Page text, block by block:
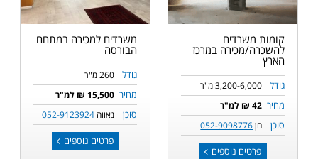
קומות משרדים
להשכרה/מכירה במרכז
הארץ
גודל 3,200-6,000 מ"ר
מחיר 42 ₪ למ"ר
סוכן חן052-9098776
פרטים נוספים
משרדים למכירה במתחם
הבורסה
גודל 260 מ"ר
מחיר 15,500 ₪ למ"ר
סוכן נאווה 052-9123924
פרטים נוספים